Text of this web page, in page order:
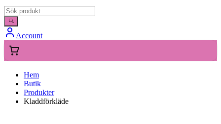
Account
Hem
Butik
Produkter
Kladdförkläde